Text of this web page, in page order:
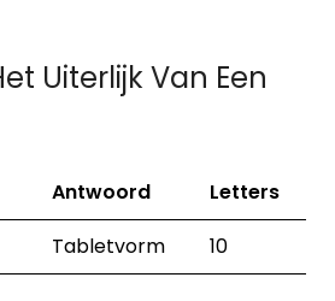
Uiterlijk Van Een
Antwoord Letters
Tabletvorm 10